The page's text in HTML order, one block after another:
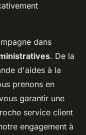
dans
. De la
d'aides à la
prenons en
garantir une
service client
engagement à